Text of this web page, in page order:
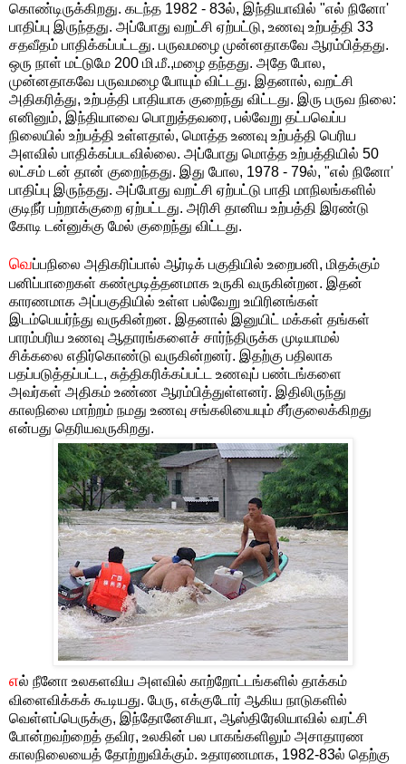
கொண்டிருக்கிறது. கடந்த 1982 - 83ல், இந்தியாவில் "எல் நினோ'
பாதிப்பு இருந்தது. அப்போது வறட்சி ஏற்பட்டு, உணவு உற்பத்தி 33
சதவீதம் பாதிக்கப்பட்டது. பருவமழை முன்னதாகவே ஆரம்பித்தது.
ஒரு நாள் மட்டுமே 200 மி.மீ.,மழை தந்தது. அதே போல,
முன்னதாகவே பருவமழை போயும் விட்டது. இதனால், வறட்சி
அதிகரித்து, உற்பத்தி பாதியாக குறைந்து விட்டது. இரு பருவ நிலை:
எனினும், இந்தியாவை பொறுத்தவரை, பல்வேறு தட்பவெப்ப
நிலையில் உற்பத்தி உள்ளதால், மொத்த உணவு உற்பத்தி பெரிய
அளவில் பாதிக்கப்படவில்லை. அப்போது மொத்த உற்பத்தியில் 50
லட்சம் டன் தான் குறைந்தது. இது போல, 1978 - 79ல், "எல் நினோ'
பாதிப்பு இருந்தது. அப்போது வறட்சி ஏற்பட்டு பாதி மாநிலங்களில்
குடிநீர் பற்றாக்குறை ஏற்பட்டது. அரிசி தானிய உற்பத்தி இரண்டு
கோடி டன்னுக்கு மேல் குறைந்து விட்டது.
வெப்பநிலை அதிகரிப்பால் ஆர்டிக் பகுதியில் உறைபனி, மிதக்கும்
பனிப்பாறைகள் கண்மூடித்தனமாக உருகி வருகின்றன. இதன்
காரணமாக அப்பகுதியில் உள்ள பல்வேறு உயிரினங்கள்
இடம்பெயர்ந்து வருகின்றன. இதனால் இனுயிட் மக்கள் தங்கள்
பாரம்பரிய உணவு ஆதாரங்களைச் சார்ந்திருக்க முடியாமல்
சிக்கலை எதிர்கொண்டு வருகின்றனர். இதற்கு பதிலாக
பதப்படுத்தப்பட்ட, சுத்திகரிக்கப்பட்ட உணவுப் பண்டங்களை
அவர்கள் அதிகம் உண்ண ஆரம்பித்துள்ளனர். இதிலிருந்து
காலநிலை மாற்றம் நமது உணவு சங்கலியையும் சீர்குலைக்கிறது
என்பது தெரியவருகிறது.
எல் நீனோ உலகளவிய அளவில் காற்றோட்டங்களில் தாக்கம்
விளைவிக்கக் கூடியது. பேரு, எக்குடோர் ஆகிய நாடுகளில்
வெள்ளப்பெருக்கு, இந்தோனேசியா, ஆஸ்திரேலியாவில் வரட்சி
போன்றவற்றைத் தவிர, உலகின் பல பாகங்களிலும் அசாதாரண
காலநிலையைத் தோற்றுவிக்கும். உதாரணமாக, 1982-83ல் தெற்கு